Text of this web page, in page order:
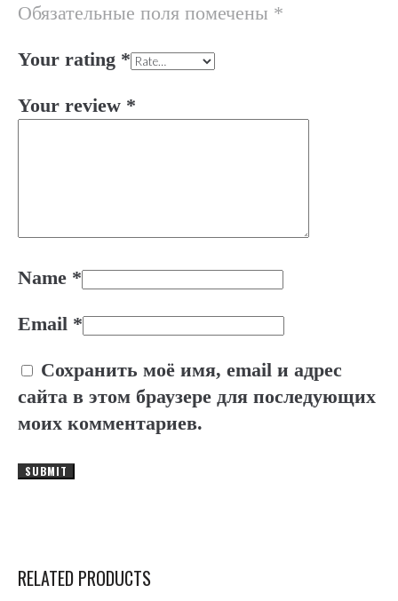
Обязательные поля помечены *
Your rating *
Your review *
Name *
Email *
Сохранить моё имя, email и адрес
сайта в этом браузере для последующих
моих комментариев.
RELATED PRODUCTS